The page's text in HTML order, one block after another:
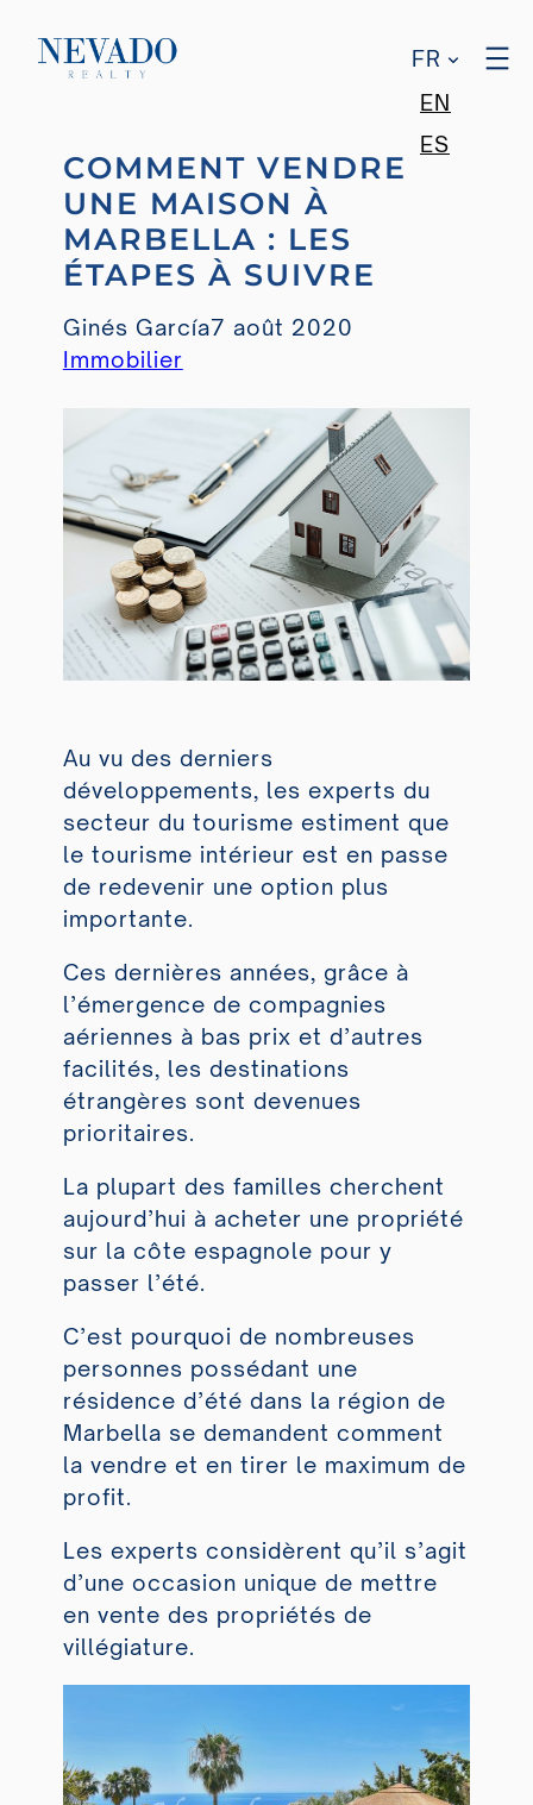
contenu
FR
EN
ES
COMMENT VENDRE
UNE MAISON À
MARBELLA : LES
ÉTAPES À SUIVRE
Ginés García7 août 2020
Immobilier
Au vu des derniers
développements, les experts du
secteur du tourisme estiment que
le tourisme intérieur est en passe
de redevenir une option plus
importante.
Ces dernières années, grâce à
l’émergence de compagnies
aériennes à bas prix et d’autres
facilités, les destinations
étrangères sont devenues
prioritaires.
La plupart des familles cherchent
aujourd’hui à acheter une propriété
sur la côte espagnole pour y
passer l’été.
C’est pourquoi de nombreuses
personnes possédant une
résidence d’été dans la région de
Marbella se demandent comment
la vendre et en tirer le maximum de
profit.
Les experts considèrent qu’il s’agit
d’une occasion unique de mettre
en vente des propriétés de
villégiature.